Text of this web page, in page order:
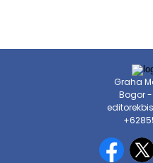
Graha
Bogor